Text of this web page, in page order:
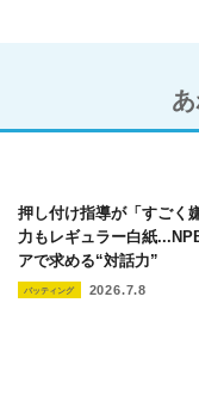
押し付け指導が「すごく
力もレギュラー白紙
アで求める“対話力”
バッティング 2026.7.8